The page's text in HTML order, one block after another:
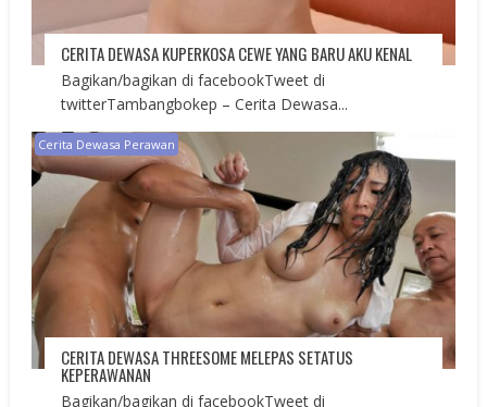
CERITA DEWASA KUPERKOSA CEWE YANG BARU AKU KENAL
Bagikan/bagikan di facebookTweet di
twitterTambangbokep – Cerita Dewasa...
Cerita Dewasa Perawan
CERITA DEWASA THREESOME MELEPAS SETATUS
KEPERAWANAN
Bagikan/bagikan di facebookTweet di